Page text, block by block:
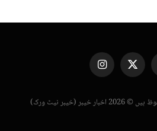
X
(Twitter)
Instagram
(خیبر نیٹ ورک)